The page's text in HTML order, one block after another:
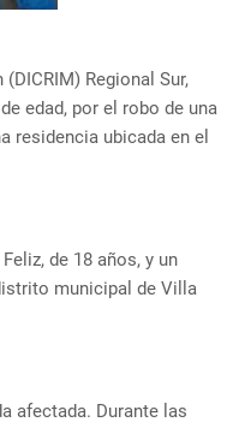
Regional Sur,
edad, por el robo de una
residencia ubicada en el
de 18 años, y un
municipal de Villa
afectada. Durante las